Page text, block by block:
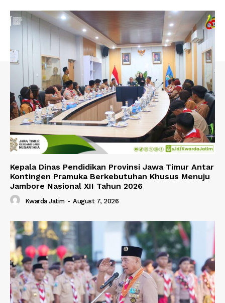
Kepala Dinas Pendidikan Provinsi Jawa Timur Antar
Kontingen Pramuka Berkebutuhan Khusus Menuju
Jambore Nasional XII Tahun 2026
Kwarda Jatim - August 7, 2026